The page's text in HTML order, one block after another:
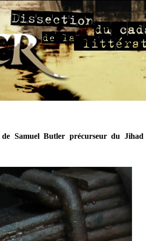
Samuel Butler précurseur du Jihad